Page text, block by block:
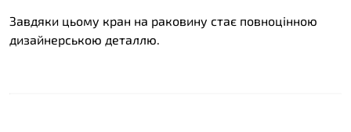
Завдяки цьому кран на раковину стає повноцінною
дизайнерською деталлю.